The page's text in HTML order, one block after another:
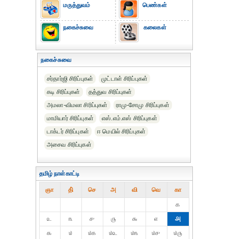
மருத்துவம்
நகைச்சுவை
பெண்கள்
கலைகள்
நகைச்சுவை
சர்தார்ஜி சிரிப்புகள்
முட்டாள் சிரிப்புகள்
கடி சிரிப்புகள்
தத்துவ சிரிப்புகள்
அமலா-விமலா சிரிப்புகள்
ராமு-சோமு சிரிப்புகள்
மாமியார் சிரிப்புகள்
எஸ்.எம்.எஸ் சிரிப்புகள்
டாக்டர் சிரிப்புகள்
ஈ மெயில் சிரிப்புகள்
அசைவ சிரிப்புகள்
தமிழ் நாள்காட்டி
ஞா தி் செ அ வி வெ கா
௧
௨
௩ ௪ ௫ ௬ ௭
௮
௯
௰ ௰௧ ௰௨ ௰௩ ௰௪
௰௫